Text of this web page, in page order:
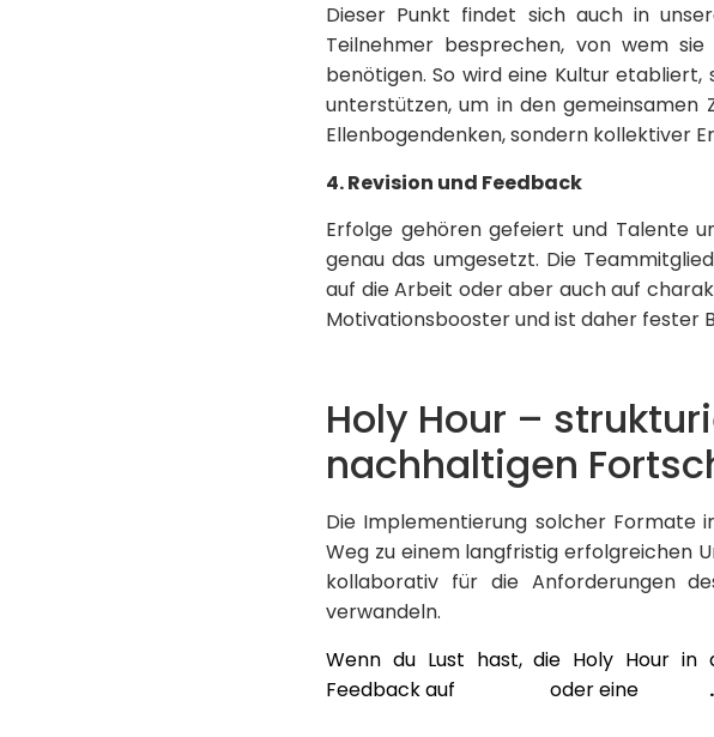
Dieser Punkt findet sich auch in
Teilnehmer besprechen, von wem
benötigen. So wird eine Kultur
unterstützen, um in den gemeinsamen
Ellenbogendenken, sondern kollektiver
4. Revision und Feedback
Erfolge gehören gefeiert und Talente
genau das umgesetzt. Die
auf die Arbeit oder aber auch auf
Motivationsbooster und ist daher fester
Holy Hour –
nachhaltigen
Die Implementierung solcher Formate
Weg zu einem langfristig erfolgreichen
kollaborativ für die Anforderungen
verwandeln.
Wenn du Lust hast, die Holy Hour in
Feedback auf
oder eine .